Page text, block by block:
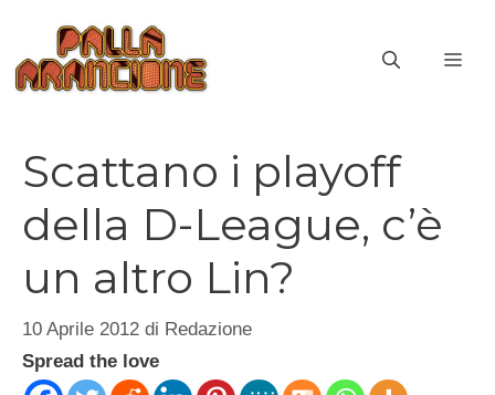
contenuto
Scattano i playoff
della D-League, c’è
un altro Lin?
10 Aprile 2012 di Redazione
Spread the love